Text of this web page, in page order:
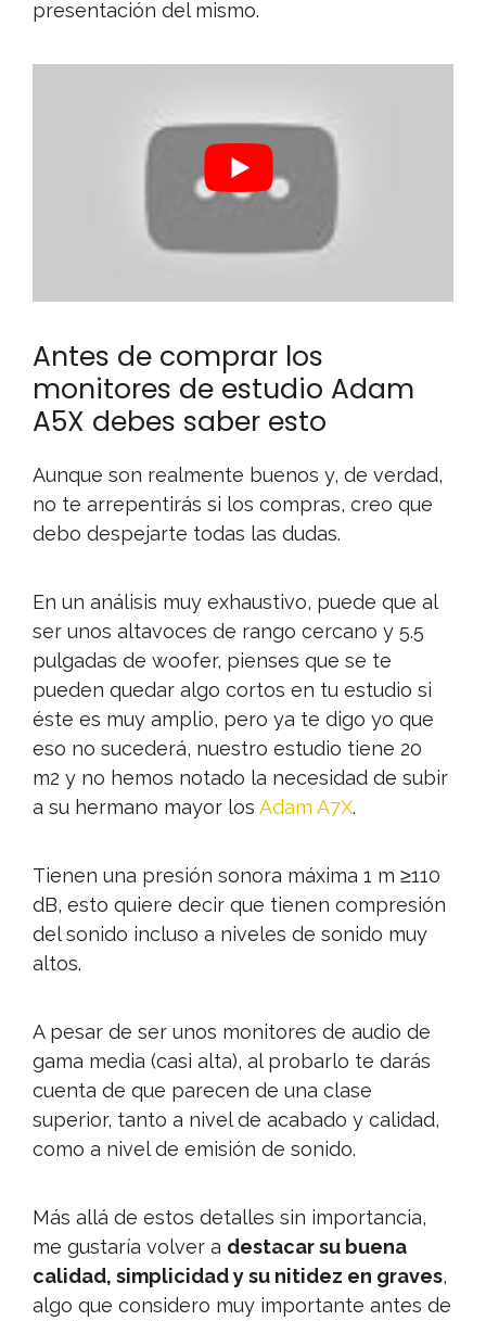
presentación del mismo.
Antes de comprar los
monitores de estudio Adam
A5X debes saber esto
Aunque son realmente buenos y, de verdad,
no te arrepentirás si los compras, creo que
debo despejarte todas las dudas.
En un análisis muy exhaustivo, puede que al
ser unos altavoces de rango cercano y 5.5
pulgadas de woofer, pienses que se te
pueden quedar algo cortos en tu estudio si
éste es muy amplio, pero ya te digo yo que
eso no sucederá, nuestro estudio tiene 20
m2 y no hemos notado la necesidad de subir
a su hermano mayor los Adam A7X.
Tienen una presión sonora máxima 1 m ≥110
dB, esto quiere decir que tienen compresión
del sonido incluso a niveles de sonido muy
altos.
A pesar de ser unos monitores de audio de
gama media (casi alta), al probarlo te darás
cuenta de que parecen de una clase
superior, tanto a nivel de acabado y calidad,
como a nivel de emisión de sonido.
Más allá de estos detalles sin importancia,
me gustaría volver a destacar su buena
calidad, simplicidad y su nitidez en graves,
algo que considero muy importante antes de